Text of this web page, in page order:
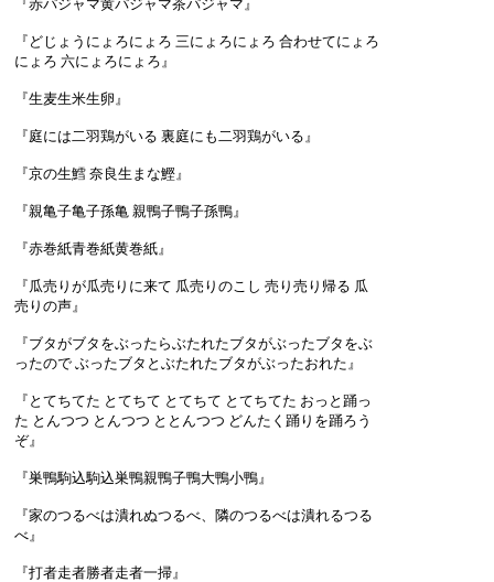
『赤パジャマ黄パジャマ茶パジャマ』
『どじょうにょろにょろ 三にょろにょろ 合わせてにょろ
にょろ 六にょろにょろ』
『生麦生米生卵』
『庭には二羽鶏がいる 裏庭にも二羽鶏がいる』
『京の生鱈 奈良生まな鰹』
『親亀子亀子孫亀 親鴨子鴨子孫鴨』
『赤巻紙青巻紙黄巻紙』
『瓜売りが瓜売りに来て 瓜売りのこし 売り売り帰る 瓜
売りの声』
『ブタがブタをぶったらぶたれたブタがぶったブタをぶ
ったので ぶったブタとぶたれたブタがぶったおれた』
『とてちてた とてちて とてちて とてちてた おっと踊っ
た とんつつ とんつつ ととんつつ どんたく踊りを踊ろう
ぞ』
『巣鴨駒込駒込巣鴨親鴨子鴨大鴨小鴨』
『家のつるべは潰れぬつるべ、隣のつるべは潰れるつる
べ』
『打者走者勝者走者一掃』